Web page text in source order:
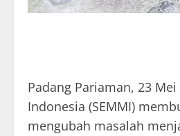
Padang Pariaman, 23
Indonesia (SEMMI)
mengubah masalah